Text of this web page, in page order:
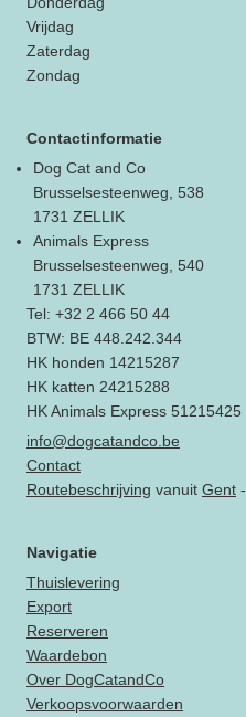
Vrijdag
Zaterdag
Zondag
Contactinformatie
Dog Cat and Co
Brusselsesteenweg, 538
1731 ZELLIK
Animals Express
Brusselsesteenweg, 540
1731 ZELLIK
Tel: +32 2 466 50 44
BTW: BE 448.242.344
HK honden 14215287
HK katten 24215288
HK Animals Express 51215425
info@dogcatandco.be
Contact
Routebeschrijving vanuit Gent -
Navigatie
Thuislevering
Export
Reserveren
Waardebon
Over DogCatandCo
Verkoopsvoorwaarden